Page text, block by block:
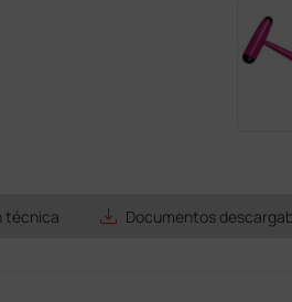
técnica save_alt Documentos